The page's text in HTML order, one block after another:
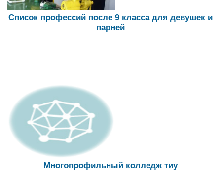
Список профессий после 9 класса для девушек и
парней
Многопрофильный колледж тиу